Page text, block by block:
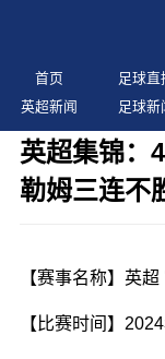
首页 足球直
英超新闻
足球新
英超集锦：
勒姆三连不
【赛事名称】英
【比赛时间】